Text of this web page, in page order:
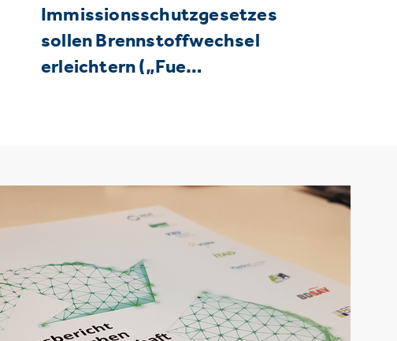
Immissionsschutzgesetzes
sollen Brennstoffwechsel
erleichtern („Fue…